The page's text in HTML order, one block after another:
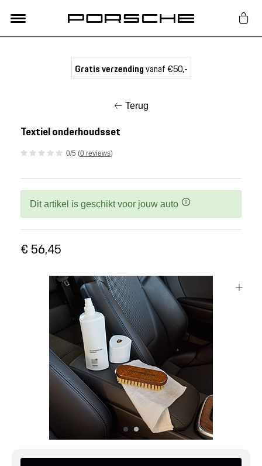
Nieuw
Acties
Porsche finder
Klantenservice
Meer Porsche
Porsche informatie
Gratis verzendingvanaf €50,-
Terug
Textiel onderhoudsset
0/5 (0 reviews)
Dit artikel is geschikt voor jouw auto
€ 56,45